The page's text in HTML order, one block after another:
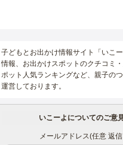
子どもとお出かけ情報サイト「いこ
情報、お出かけスポットのクチコミ
ポット人気ランキングなど、親子の
運営しております。
いこーよについてのご意
メールアドレス(任意 返